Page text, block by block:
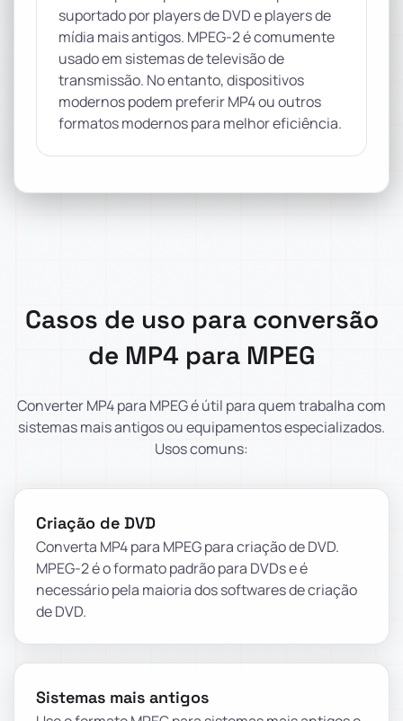
suportado por players de DVD e players de
mídia mais antigos. MPEG-2 é comumente
usado em sistemas de televisão de
transmissão. No entanto, dispositivos
modernos podem preferir MP4 ou outros
formatos modernos para melhor eficiência.
Casos de uso para conversão
de MP4 para MPEG
Converter MP4 para MPEG é útil para quem trabalha com
sistemas mais antigos ou equipamentos especializados.
Usos comuns:
Criação de DVD
Converta MP4 para MPEG para criação de DVD.
MPEG-2 é o formato padrão para DVDs e é
necessário pela maioria dos softwares de criação
de DVD.
Sistemas mais antigos